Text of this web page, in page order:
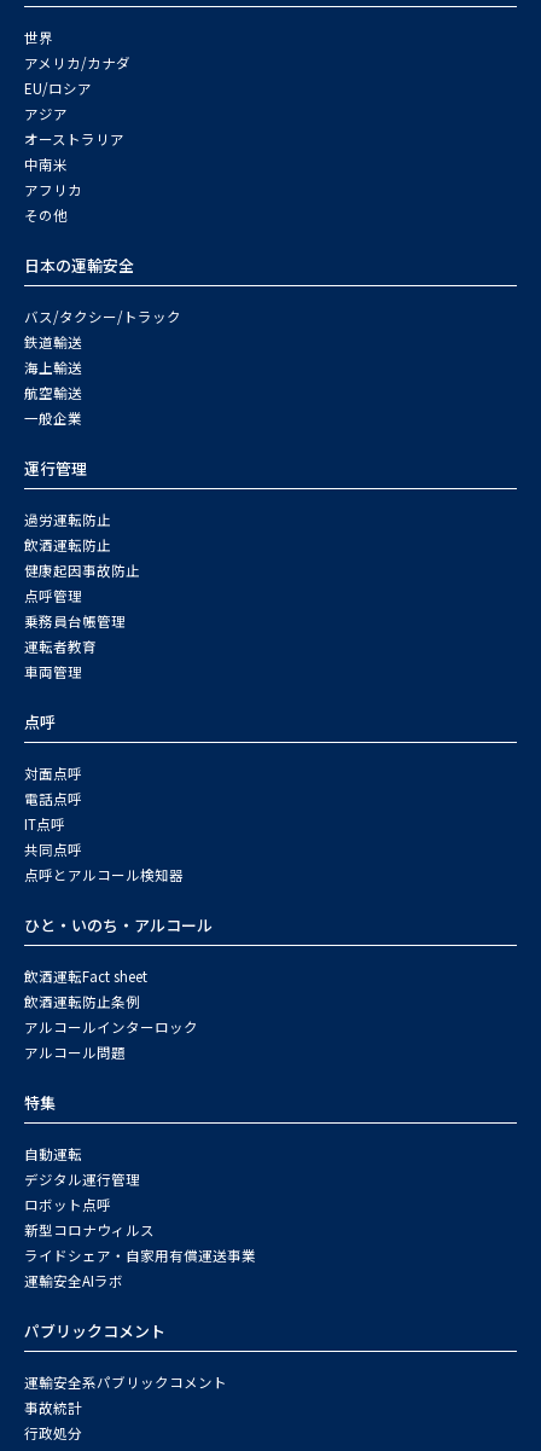
世界
アメリカ/カナダ
EU/ロシア
アジア
オーストラリア
中南米
アフリカ
その他
日本の運輸安全
バス/タクシー/トラック
鉄道輸送
海上輸送
航空輸送
一般企業
運行管理
過労運転防止
飲酒運転防止
健康起因事故防止
点呼管理
乗務員台帳管理
運転者教育
車両管理
点呼
対面点呼
電話点呼
IT点呼
共同点呼
点呼とアルコール検知器
ひと・いのち・アルコール
飲酒運転Fact sheet
飲酒運転防止条例
アルコールインターロック
アルコール問題
特集
自動運転
デジタル運行管理
ロボット点呼
新型コロナウィルス
ライドシェア・自家用有償運送事業
運輸安全AIラボ
パブリックコメント
運輸安全系パブリックコメント
事故統計
行政処分